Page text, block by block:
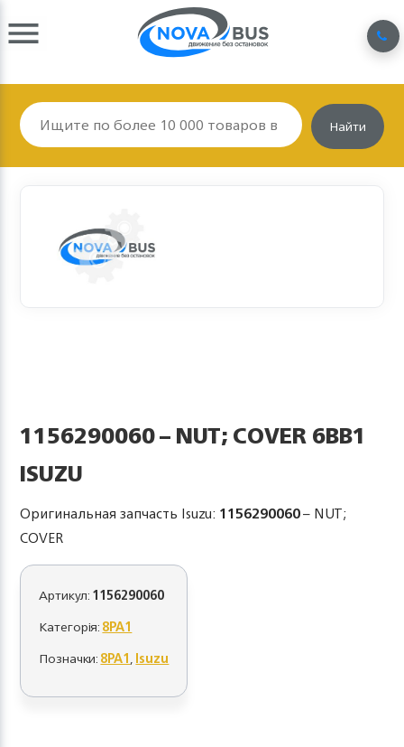
Найти
1156290060 – NUT; COVER 6BB1
ISUZU
Оригинальная запчасть Isuzu: 1156290060– NUT;
COVER
Артикул:1156290060
Категорія:8PA1
Позначки:8PA1,Isuzu